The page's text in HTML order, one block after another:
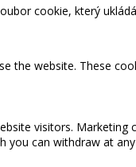
cookie, který
the website. These
visitors.
you can withdraw at